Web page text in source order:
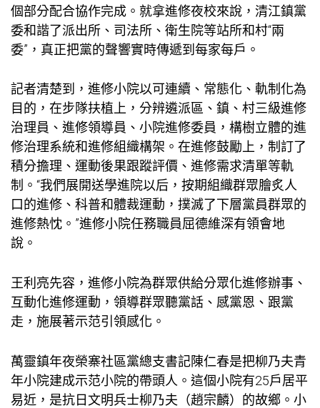
個部分配合協作完成。就拿進修夜校來說，清江鎮黨
委和諧了派出所、司法所、衛生院等站所和村“兩
委”，真正把黨的聲響實時傳遞到每家每戶。
記者清楚到，進修小院以可連續、常態化、軌制化為
目的，在步隊扶植上，分辨遴派區、鎮、村三級進修
治理員、進修領導員、小院進修委員，構樹立體的進
修治理系統和進修組織構架。在進修鼓勵上，制訂了
積分擔理、運動後果跟蹤評價、進修需求清單等軌
制。“我們展開送學進院以后，按期組織群眾膾炙人
口的進修、科普和體裁運動，撲滅了下層黨員群眾的
進修熱忱。”進修小院任務職員屈德維深有領會地
說。
王利亮先容，進修小院為群眾供給分眾化進修辦事、
互動化進修運動，領導群眾聽黨話、感黨恩、跟黨
走，施展著示范引領感化。
萬靈鎮年夜榮寨社區黨總支書記陳仁春是把柳乃夫青
年小院建成示范小院的帶頭人。這個小院有25戶居平
易近，是抗日文明兵士柳乃夫（趙宗麟）的故鄉。小